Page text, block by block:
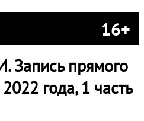
16+
Запись прямого
года, 1 часть